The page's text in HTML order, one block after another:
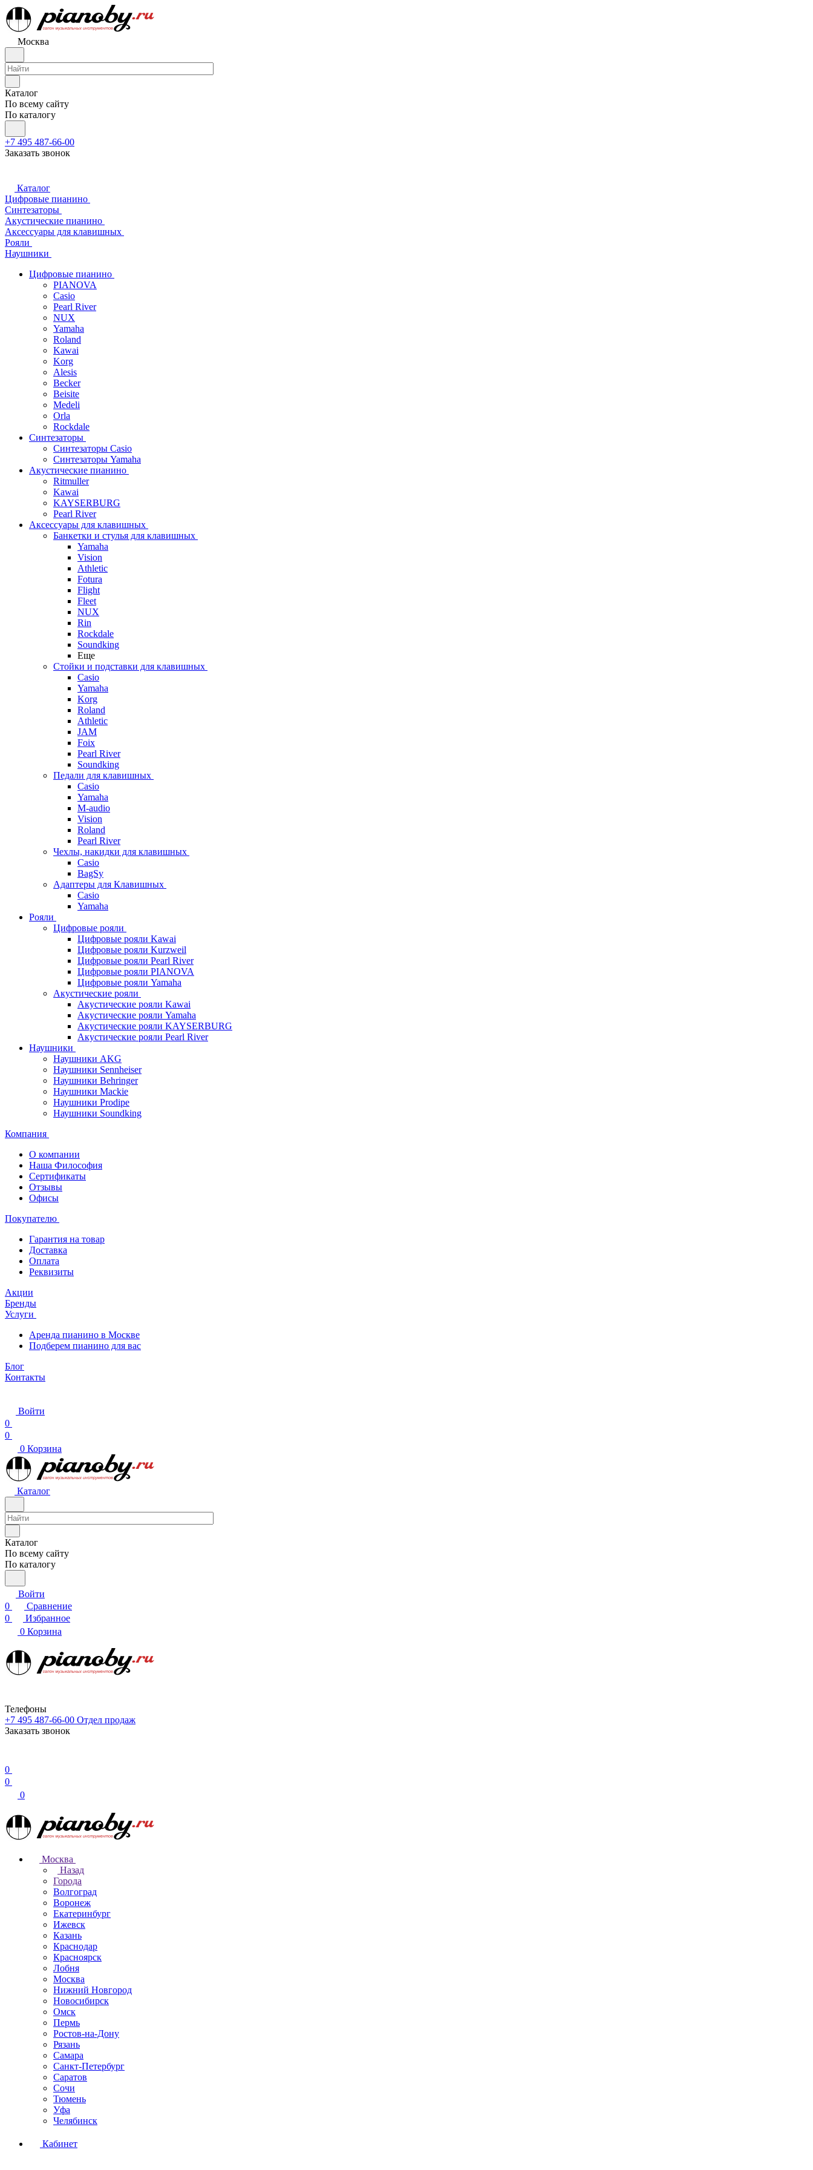
Москва
Каталог
По всему сайту
По каталогу
+7 495 487-66-00
Заказать звонок
Каталог
Цифровые пианино
Синтезаторы
Акустические пианино
Аксессуары для клавишных
Рояли
Наушники
Цифровые пианино
PIANOVA
Casio
Pearl River
NUX
Yamaha
Roland
Kawai
Korg
Alesis
Becker
Beisite
Medeli
Orla
Rockdale
Синтезаторы
Синтезаторы Casio
Синтезаторы Yamaha
Акустические пианино
Ritmuller
Kawai
KAYSERBURG
Pearl River
Аксессуары для клавишных
Банкетки и стулья для клавишных
Yamaha
Vision
Athletic
Fotura
Flight
Fleet
NUX
Rin
Rockdale
Soundking
Еще
Стойки и подставки для клавишных
Casio
Yamaha
Korg
Roland
Athletic
JAM
Foix
Pearl River
Soundking
Педали для клавишных
Casio
Yamaha
M-audio
Vision
Roland
Pearl River
Чехлы, накидки для клавишных
Casio
BagSy
Адаптеры для Клавишных
Casio
Yamaha
Рояли
Цифровые рояли
Цифровые рояли Kawai
Цифровые рояли Kurzweil
Цифровые рояли Pearl River
Цифровые рояли PIANOVA
Цифровые рояли Yamaha
Акустические рояли
Акустические рояли Kawai
Акустические рояли Yamaha
Акустические рояли KAYSERBURG
Акустические рояли Pearl River
Наушники
Наушники AKG
Наушники Sennheiser
Наушники Behringer
Наушники Mackie
Наушники Prodipe
Наушники Soundking
Компания
О компании
Наша Философия
Сертификаты
Отзывы
Офисы
Покупателю
Гарантия на товар
Доставка
Оплата
Реквизиты
Акции
Бренды
Услуги
Аренда пианино в Москве
Подберем пианино для вас
Блог
Контакты
Войти
0
0
0 Корзина
Каталог
Каталог
По всему сайту
По каталогу
Войти
0
Сравнение
0
Избранное
0 Корзина
Телефоны
+7 495 487-66-00 Отдел продаж
Заказать звонок
0
0
0
Москва
Назад
Города
Волгоград
Воронеж
Екатеринбург
Ижевск
Казань
Краснодар
Красноярск
Лобня
Москва
Нижний Новгород
Новосибирск
Омск
Пермь
Ростов-на-Дону
Рязань
Самара
Санкт-Петербург
Саратов
Сочи
Тюмень
Уфа
Челябинск
Кабинет